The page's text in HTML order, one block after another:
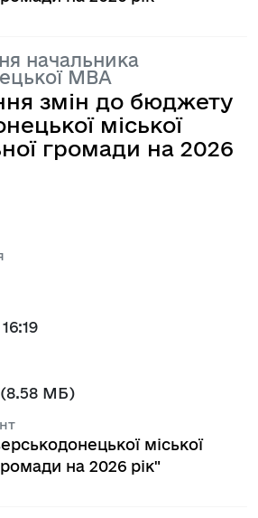
начальника
МВА
змін до бюджету
міської
громади на 2026
(8.58 МБ)
міської
на 2026 рік"